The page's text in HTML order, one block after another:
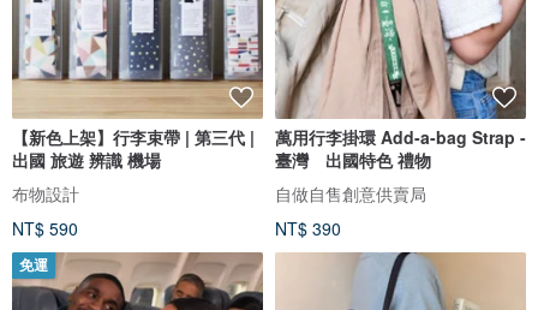
【新色上架】行李束帶 | 第三代 |
出國 旅遊 辨識 機場
布物設計
NT$ 590
萬用行李掛環 Add-a-bag Strap -
臺灣 出國特色 禮物
自做自售創意供賣局
NT$ 390
免運